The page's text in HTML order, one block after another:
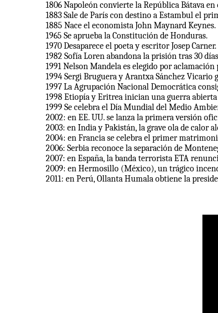
1806 Napoleón convierte la República Bátava
1883 Sale de París con destino a Estambul el
1885 Nace el economista John Maynard Keynes.
1965 Se aprueba la Constitución de Honduras.
1970 Desaparece el poeta y escritor Josep Carner.
1982 Sofía Loren abandona la prisión tras 30
1991 Nelson Mandela es elegido por aclamación
1994 Sergi Bruguera y Arantxa Sánchez Vicario
1997 La Agrupación Nacional Democrática
1998 Etiopía y Eritrea inician una guerra
1999 Se celebra el Día Mundial del Medio
2002: en EE. UU. se lanza la primera versión
2003: en India y Pakistán, la grave ola de calor
2004: en Francia se celebra el primer
2006: Serbia reconoce la separación de
2007: en España, la banda terrorista ETA
2009: en Hermosillo (México), un trágico
2011: en Perú, Ollanta Humala obtiene la